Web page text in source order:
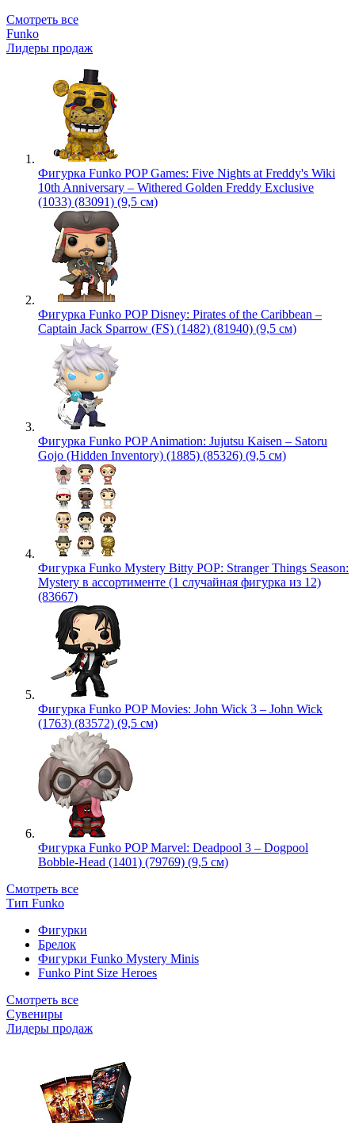
Смотреть все
Funko
Лидеры продаж
Фигурка Funko POP Games: Five Nights at Freddy's Wiki
10th Anniversary – Withered Golden Freddy Exclusive
(1033) (83091) (9,5 см)
Фигурка Funko POP Disney: Pirates of the Caribbean –
Captain Jack Sparrow (FS) (1482) (81940) (9,5 см)
Фигурка Funko POP Animation: Jujutsu Kaisen – Satoru
Gojo (Hidden Inventory) (1885) (85326) (9,5 см)
Фигурка Funko Mystery Bitty POP: Stranger Things Season:
Mystery в ассортименте (1 случайная фигурка из 12)
(83667)
Фигурка Funko POP Movies: John Wick 3 – John Wick
(1763) (83572) (9,5 см)
Фигурка Funko POP Marvel: Deadpool 3 – Dogpool
Bobble-Head (1401) (79769) (9,5 см)
Смотреть все
Тип Funko
Фигурки
Брелок
Фигурки Funko Mystery Minis
Funko Pint Size Heroes
Смотреть все
Сувениры
Лидеры продаж